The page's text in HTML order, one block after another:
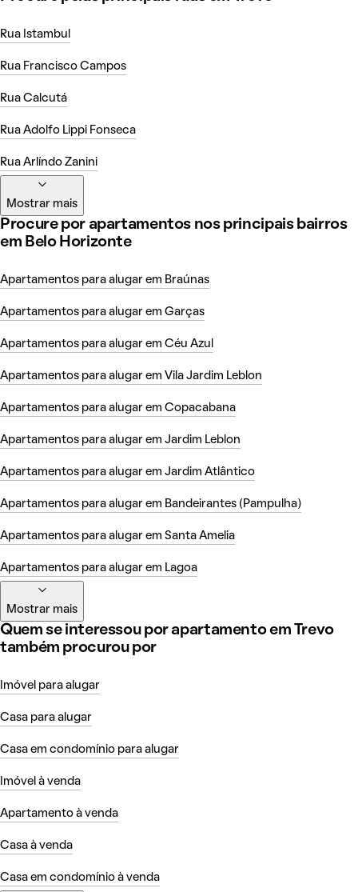
Rua Istambul
Rua Francisco Campos
Rua Calcutá
Rua Adolfo Lippi Fonseca
Rua Arlíndo Zanini
Mostrar mais
Procure por apartamentos nos principais bairros
em Belo Horizonte
Apartamentos para alugar em Braúnas
Apartamentos para alugar em Garças
Apartamentos para alugar em Céu Azul
Apartamentos para alugar em Vila Jardim Leblon
Apartamentos para alugar em Copacabana
Apartamentos para alugar em Jardim Leblon
Apartamentos para alugar em Jardim Atlântico
Apartamentos para alugar em Bandeirantes (Pampulha)
Apartamentos para alugar em Santa Amelia
Apartamentos para alugar em Lagoa
Mostrar mais
Quem se interessou por apartamento em Trevo
também procurou por
Imóvel para alugar
Casa para alugar
Casa em condomínio para alugar
Imóvel à venda
Apartamento à venda
Casa à venda
Casa em condomínio à venda